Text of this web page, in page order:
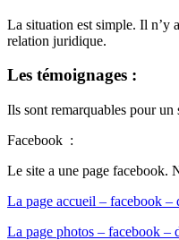
La situation est simple. Il n’y
relation juridique.
Les témoignages :
Ils sont remarquables pour un
Facebook :
Le site a une page facebook.
La page accueil – facebook
La page photos – facebook –